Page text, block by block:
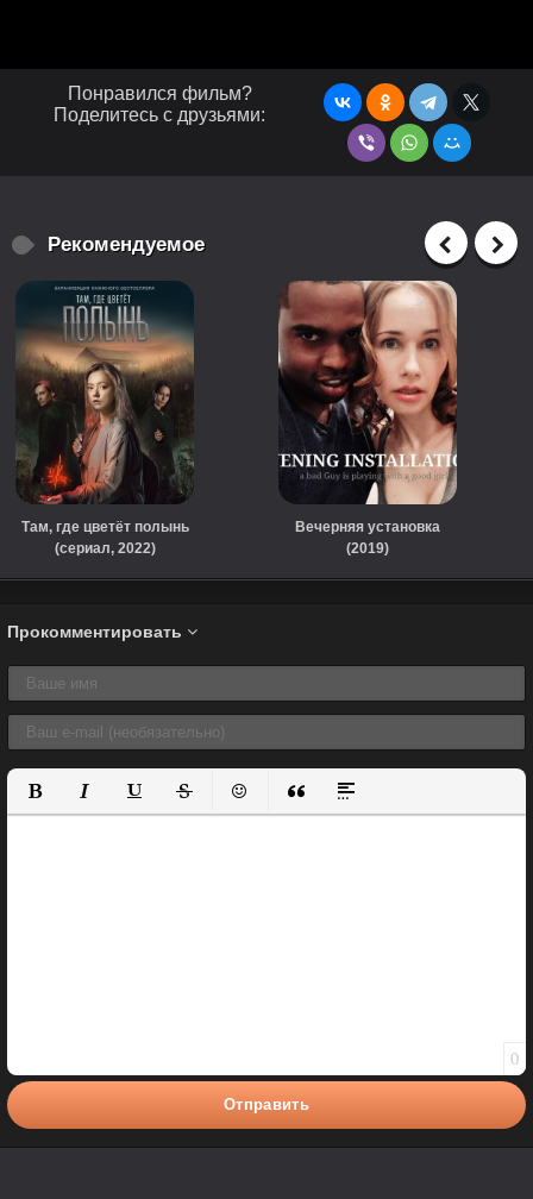
Понравился фильм?
Поделитесь с друзьями:
Рекомендуемое
Там, где цветёт полынь
(сериал, 2022)
Вечерняя установка
(2019)
Прокомментировать
Полужирный
КурсивПодчеркнутый
ЗачеркнутыйВставить смайлик
Вставка цитаты
Вставка спойлера
0
Отправить